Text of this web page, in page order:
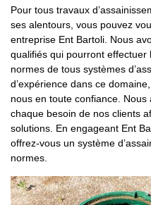
Pour tous travaux
ses alentours, vous pouvez
entreprise Ent Bartoli. Nous
qualifiés qui pourront effectuer
normes de tous systèmes
d’expérience dans ce
nous en toute confiance.
chaque besoin de nos clients
solutions. En engageant Ent
offrez-vous un système
normes.